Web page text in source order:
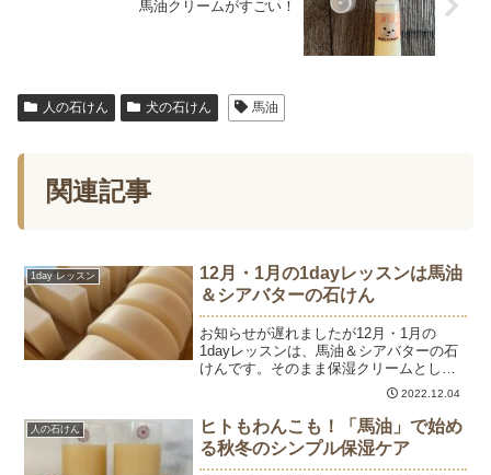
馬油クリームがすごい！
人の石けん 犬の石けん 馬油
関連記事
1day レッスン
12月・1月の1dayレッスンは馬油
＆シアバターの石けん
お知らせが遅れましたが12月・1月の
1dayレッスンは、馬油＆シアバターの石
けんです。そのまま保湿クリームとして
使える馬油とシアバターを石けんにする
という、贅沢な石けんです。馬油は、動
物の中で一番人の脂肪酸組成に似ている
ので皮膚浸透性が高く...
2022.12.04
人の石けん
ヒトもわんこも！「馬油」で始め
る秋冬のシンプル保湿ケア